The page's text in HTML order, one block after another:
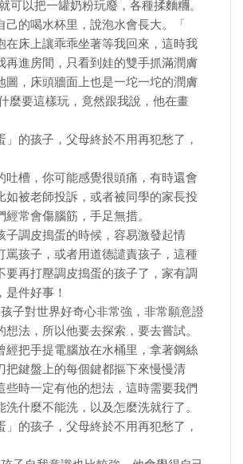
可以把一罐奶粉玩廢，各種揉麵糰。
己的喝水杯里，說泡水會長大。「
在床上讓乖乖坐著等我回來，這時我
再進房間，只看到娃的雙手抓滿潤膚
圖，床頭牆面上也是一坨一坨的潤膚
麼要這樣玩，竟然跟我說，他在畫
」的孩子，父母終於不用再犯愁了，
吐槽，你可能感覺很頭痛，有時還會
如被老師投訴，或者被同學的家長投
常會傷腦筋，手足無措。
子調皮搗蛋的時候，容易激發起情
罵孩子，或者用道德譴責孩子，這種
要再打壓調皮搗蛋的孩子了，家有調
是件好事！
子對世界好奇心非常強，非常願意證
想法，所以他要去探索，要去嘗試。
經把手提電腦放在水桶里，拿著鋼絲
把鍵盤上的每個鍵都摳下來慢慢清
些時一定有他的想法，這時需要我們
洗什麼不能洗，以及怎麼洗就行了。
」的孩子，父母終於不用再犯愁了，